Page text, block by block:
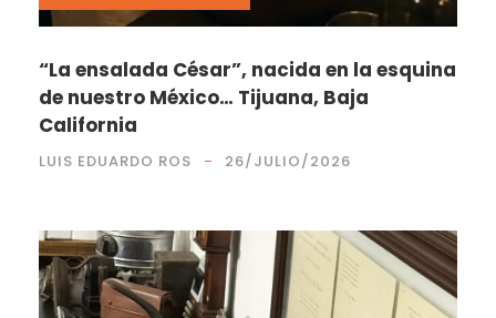
“La ensalada César”, nacida en la esquina
de nuestro México… Tijuana, Baja
California
LUIS EDUARDO ROS 26/JULIO/2026